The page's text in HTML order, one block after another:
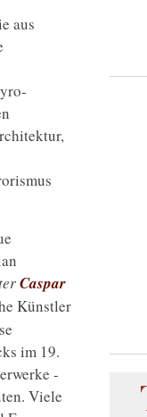
aus
Caspar
Künstler
im 19.
-
Viele